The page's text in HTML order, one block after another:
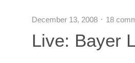
December 13, 2008 18
Live: Bayer